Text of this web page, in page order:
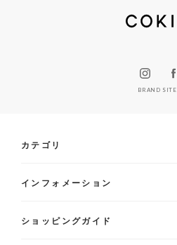
BRAND SITE
カテゴリ
インフォメーション
ショッピングガイド